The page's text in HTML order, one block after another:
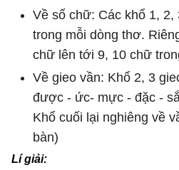
Về số chữ: Các khổ 1,
trong mỗi dòng thơ.
chữ lên tới 9, 10 chữ
Về gieo vần: Khổ 2, 3
được - ức- mực - đặc -
Khổ cuối lại nghiêng về
bàn)
Lí giải: